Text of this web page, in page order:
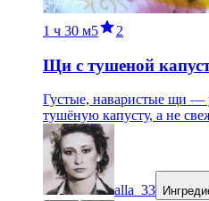
1 ч 30 м5 2
Щи с тушеной
Густые, наваристые щи —
тушёную капусту, а не
alla_33